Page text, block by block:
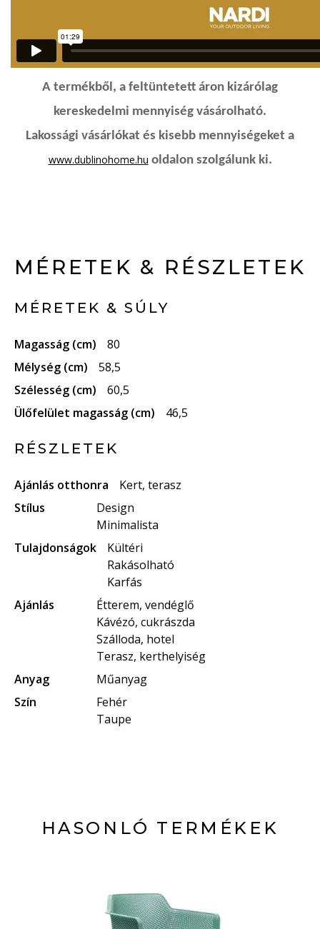
A termékből, a feltüntetett áron kizárólag
kereskedelmi mennyiség vásárolható.
Lakossági vásárlókat és kisebb mennyiségeket a
www.dublinohome.hu oldalon szolgálunk ki.
MÉRETEK & RÉSZLETEK
MÉRETEK & SÚLY
Magasság (cm)
80
Mélység (cm)
58,5
Szélesség (cm)
60,5
Ülőfelület magasság (cm)
46,5
RÉSZLETEK
Ajánlás otthonra
Kert, terasz
Stílus
Design
Minimalista
Tulajdonságok
Kültéri
Rakásolható
Karfás
Ajánlás
Étterem, vendéglő
Kávézó, cukrászda
Szálloda, hotel
Terasz, kerthelyiség
Anyag
Műanyag
Szín
Fehér
Taupe
HASONLÓ TERMÉKEK